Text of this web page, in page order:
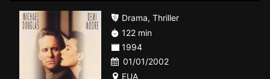
Drama, Thriller
122 min
1994
01/01/2002
EUA